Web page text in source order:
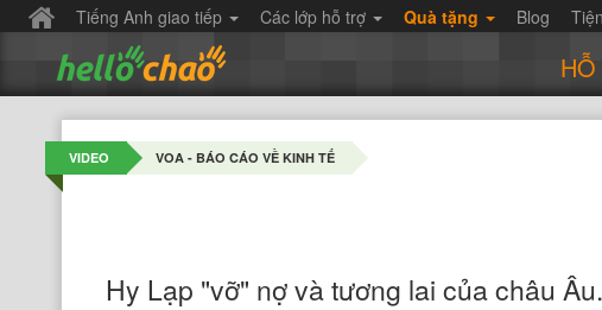
Tiếng Anh giao tiếp Các lớp hỗ trợ Quà tặng Blog
VIDEO VOA - BÁO CÁO VỀ KINH TẾ
Hy Lạp "vỡ" nợ và tương lai của châu